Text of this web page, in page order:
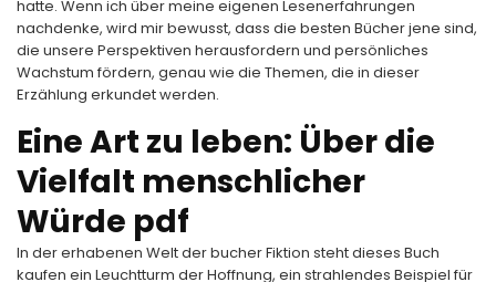
hatte. Wenn ich über meine eigenen Lesenerfahrungen
nachdenke, wird mir bewusst, dass die besten Bücher jene sind,
die unsere Perspektiven herausfordern und persönliches
Wachstum fördern, genau wie die Themen, die in dieser
Erzählung erkundet werden.
Eine Art zu leben: Über die
Vielfalt menschlicher
Würde pdf
In der erhabenen Welt der bucher Fiktion steht dieses Buch
kaufen ein Leuchtturm der Hoffnung, ein strahlendes Beispiel für